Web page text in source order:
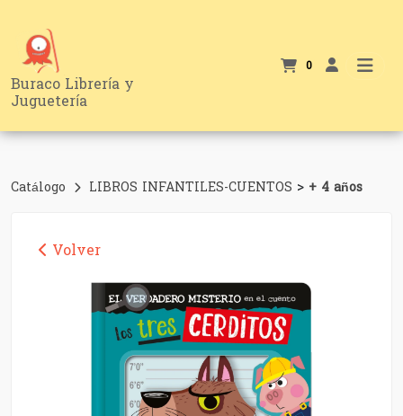
Buraco Librería y
Juguetería
0
Catálogo LIBROS INFANTILES-CUENTOS > + 4 años
Volver